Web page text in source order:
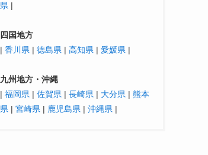
県 |
四国地方
| 香川県 | 徳島県 | 高知県 | 愛媛県 |
九州地方・沖縄
| 福岡県 | 佐賀県 | 長崎県 | 大分県 | 熊本
県 | 宮崎県 | 鹿児島県 | 沖縄県 |